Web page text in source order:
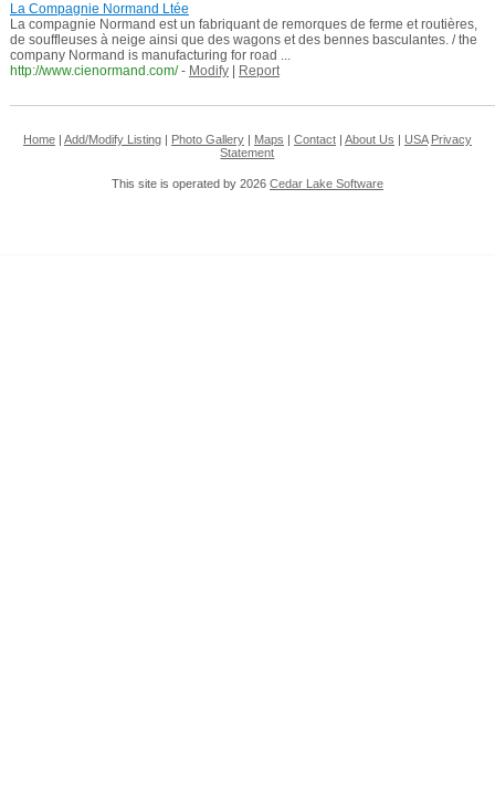
La Compagnie Normand Ltée
La compagnie Normand est un fabriquant de remorques de ferme et routières,
de souffleuses à neige ainsi que des wagons et des bennes basculantes. / the
company Normand is manufacturing for road ...
http://www.cienormand.com/ - Modify| Report
Home| Add/Modify Listing| Photo Gallery| Maps Contact| About Us USA Privacy
Statement
This site is operated by 2026 Cedar Lake Software